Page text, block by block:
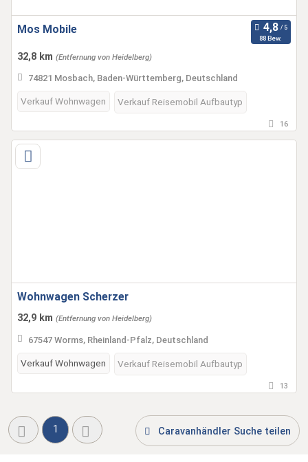
Mos Mobile
88 Bew.
32,8 km (Entfernung von Heidelberg)
74821 Mosbach, Baden-Württemberg, Deutschland
Verkauf Wohnwagen Verkauf Reisemobil Aufbautyp
16
Wohnwagen Scherzer
32,9 km (Entfernung von Heidelberg)
67547 Worms, Rheinland-Pfalz, Deutschland
Verkauf Wohnwagen Verkauf Reisemobil Aufbautyp
13
1 Caravanhändler Suche teilen